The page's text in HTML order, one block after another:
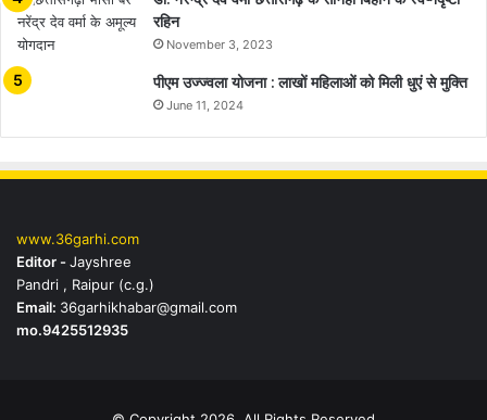
रहिन
November 3, 2023
पीएम उज्ज्वला योजना : लाखों महिलाओं को मिली धुएं से मुक्ति
June 11, 2024
www.36garhi.com
Editor -Jayshree
Pandri , Raipur (c.g.)
Email: 36garhikhabar@gmail.com
mo.9425512935